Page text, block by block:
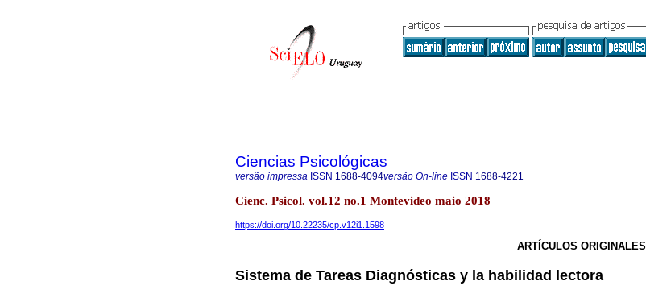
Ciencias Psicológicas
versão impressa ISSN 1688-4094versão On-line ISSN 1688-4221
Cienc. Psicol. vol.12 no.1 Montevideo maio 2018
https://doi.org/10.22235/cp.v12i1.1598
ARTÍCULOS ORIGINALES
Sistema de Tareas Diagnósticas y la habilidad lectora